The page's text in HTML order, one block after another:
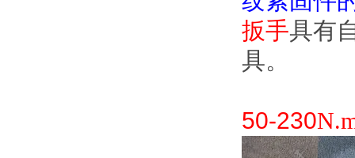
扳手具有
具。
50-230